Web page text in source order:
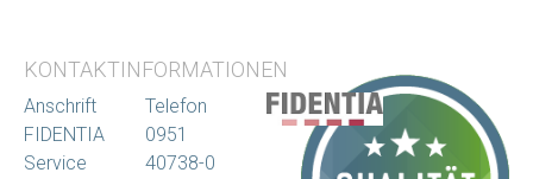
KONTAKTINFORMATIONEN
Anschrift
FIDENTIA
Service
Telefon
0951
40738-0